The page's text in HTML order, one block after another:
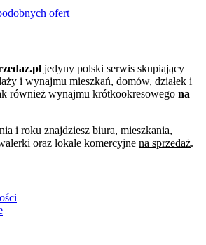
ofert
jedyny polski serwis skupiający
i wynajmu mieszkań, domów, działek i
również wynajmu krótkookresowego na
i roku znajdziesz biura, mieszkania,
oraz lokale komercyjne na sprzedaż.